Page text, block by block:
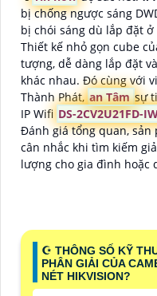
bị chống ngược sáng
bị chói sáng dù lắp đặt
Thiết kế nhỏ gọn cube
tượng, dễ dàng lắp đặt
khác nhau. Đó cùng với
Thành Phát,an Tâmsự
IP Wifi DS-2CV2U21FD-
Đánh giá tổng quan, sản
cân nhắc khi tìm kiếm
lượng cho gia đình hoặc
☪ THÔNG SỐ KỸ
PHÂN GIẢI CỦA
NÉT HIKVISION?